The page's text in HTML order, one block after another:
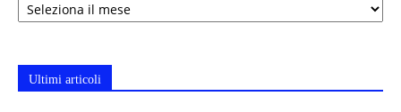
Ultimi articoli